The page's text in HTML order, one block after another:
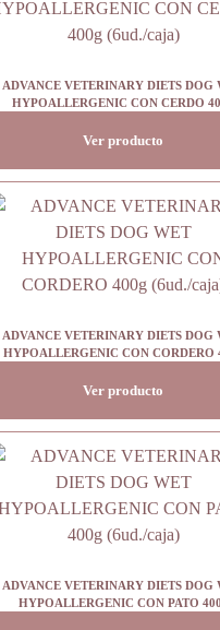
ADVANCE VETERINARY DIETS DOG
HYPOALLERGENIC CON CERDO
Ver producto
ADVANCE VETERINARY DIETS DOG
HYPOALLERGENIC CON CORDERO
Ver producto
ADVANCE VETERINARY DIETS DOG
HYPOALLERGENIC CON PATO